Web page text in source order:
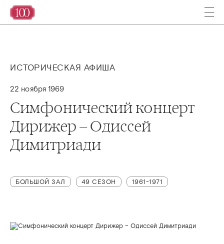
ИСТОРИЧЕСКАЯ АФИША
22 ноября 1969
Симфонический концерт
Дирижер – Одиссей
Димитриади
БОЛЬШОЙ ЗАЛ 49 СЕЗОН 1961-1971